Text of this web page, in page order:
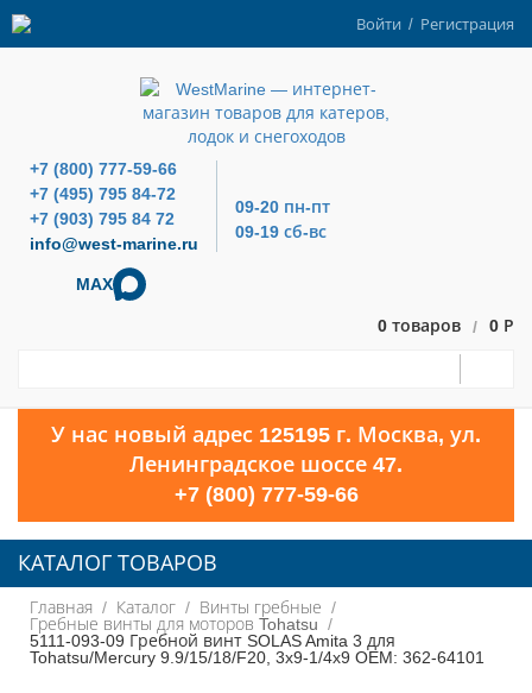
Войти / Регистрация
+7 (800) 777-59-66
+7 (495) 795 84-72
+7 (903) 795 84 72
info@west-marine.ru
09-20 пн-пт
09-19 сб-вс
MAX
0 товаров / 0 Р
У нас новый адрес 125195 г. Москва, ул.
Ленинградское шоссе 47.
+7 (800) 777-59-66
КАТАЛОГ ТОВАРОВ
Главная Каталог
Винты гребные
Гребные винты для моторов Tohatsu
5111-093-09 Гребной винт SOLAS Amita 3 для
Tohatsu/Mercury 9.9/15/18/F20, 3x9-1/4x9 OEM: 362-64101